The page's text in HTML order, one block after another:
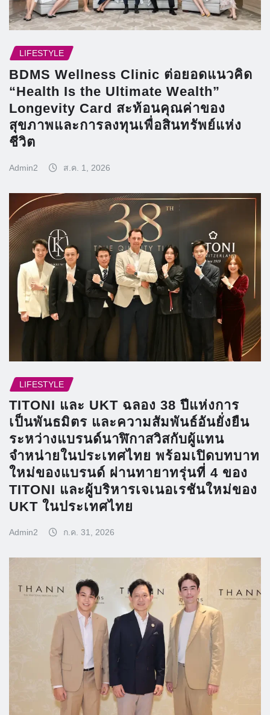
LIFESTYLE
BDMS Wellness Clinic ต่อยอดแนวคิด
“Health Is the Ultimate Wealth”
Longevity Card สะท้อนคุณค่าของ
สุขภาพและการลงทุนเพื่อสินทรัพย์แห่ง
ชีวิต
Admin2 ส.ค. 1, 2026
LIFESTYLE
TITONI และ UKT ฉลอง 38 ปีแห่งการ
เป็นพันธมิตร และความสัมพันธ์อันยั่งยืน
ระหว่างแบรนด์นาฬิกาสวิสกับผู้แทน
จำหน่ายในประเทศไทย พร้อมเปิดบทบาท
ใหม่ของแบรนด์ ผ่านทายาทรุ่นที่ 4 ของ
TITONI และผู้บริหารเจเนอเรชันใหม่ของ
UKT ในประเทศไทย
Admin2 ก.ค. 31, 2026